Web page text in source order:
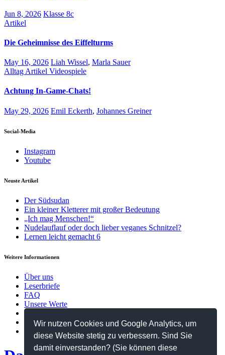
Wir nutzen Cookies und Google Analytics, um
diese Website stetig zu verbessern. Sind Sie
damit einverstanden? (Sie können diese
Jun 8, 2026 Klasse 8c
Artikel
Die Geheimnisse des Eiffelturms
May 16, 2026 Liah Wissel, Marla Sauer
Alltag Artikel Videospiele
Achtung In-Game-Chats!
May 29, 2026 Emil Eckerth, Johannes Greiner
Social-Media
Instagram
Youtube
Neuste Artikel
Der Südsudan
Ein kleiner Kletterer mit großer Bedeutung
„Ich mag Menschen!“
Nudelauflauf oder doch lieber veganes Schnitzel?
Lernen leicht gemacht 6
Weitere Informationen
Über uns
Leserbriefe
FAQ
Unsere Werte
Kontakt
Datenschutzerklärung
Impressum